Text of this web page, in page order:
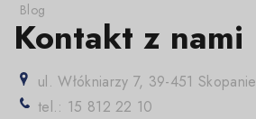
Blog
Kontakt z nami
ul. Włókniarzy 7, 39-451 Skopanie
tel.: 15 812 22 10